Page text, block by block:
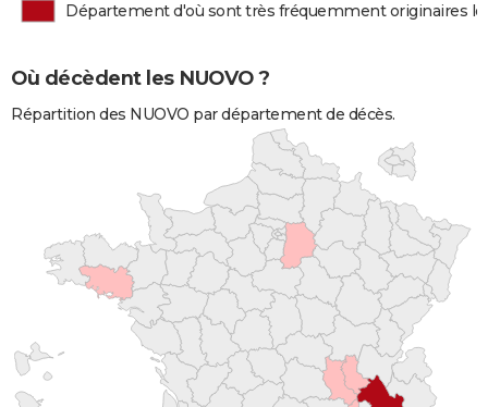
Département d'où sont très fréquemment originaires
Où décèdent les NUOVO ?
Répartition des NUOVO par département de décès.